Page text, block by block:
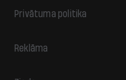
Privātuma politika
Reklāma